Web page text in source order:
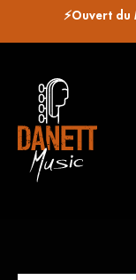
⚡Ouvert du